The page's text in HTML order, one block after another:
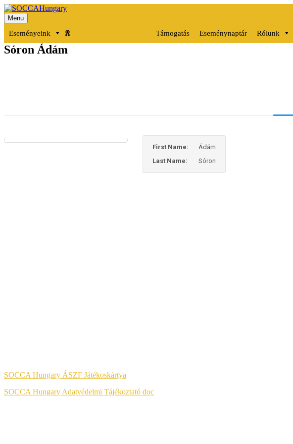
SOCCAHungary
Menu
Támogatás
Eseményeink Eseménynaptár Rólunk
Skip
to
Sóron Ádám
First Name:
Ádám
Last Name:
Sóron
SOCCA Hungary ÁSZF Játékoskártya
SOCCA Hungary Adatvédelmi Tájékoztató doc